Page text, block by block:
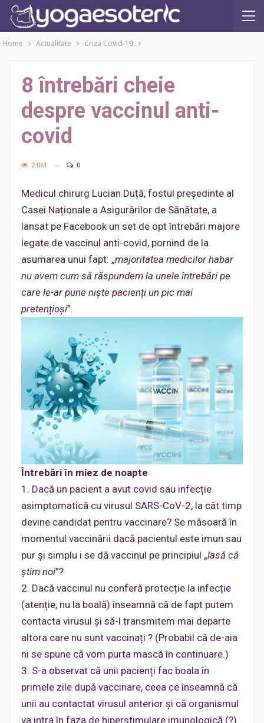
Home Actualitate Criza Covid-19
8 întrebări cheie
despre vaccinul anti-
covid
2.061 0
Medicul chirurg Lucian Duță, fostul președinte al
Casei Naționale a Asigurărilor de Sănătate, a
lansat pe Facebook un set de opt întrebări majore
legate de vaccinul anti-covid, pornind de la
asumarea unui fapt: „majoritatea medicilor habar
nu avem cum să răspundem la unele întrebări pe
care le-ar pune niște pacienți un pic mai
pretențioși”.
Întrebări în miez de noapte
1. Dacă un pacient a avut covid sau infecție
asimptomatică cu virusul SARS-CoV-2, la cât timp
devine candidat pentru vaccinare? Se măsoară în
momentul vaccinării dacă pacientul este imun sau
pur și simplu i se dă vaccinul pe principiul „lasă că
știm noi”?
2. Dacă vaccinul nu conferă protecție la infecție
(atenție, nu la boală) înseamnă că de fapt putem
contacta virusul și să-l transmitem mai departe
altora care nu sunt vaccinați ? (Probabil că de-aia
ni se spune că vom purta mască în continuare.)
3. S-a observat că unii pacienți fac boala în
primele zile după vaccinare, ceea ce înseamnă că
unii au contactat virusul anterior și că organismul
va intra în faza de hiperstimulare imunologică (?)